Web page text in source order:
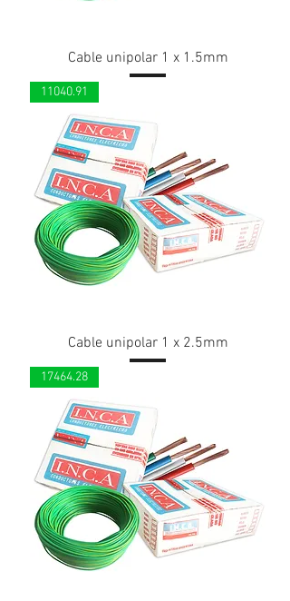
Cable unipolar 1 x 1.5mm
11040.91
Cable unipolar 1 x 2.5mm
17464.28